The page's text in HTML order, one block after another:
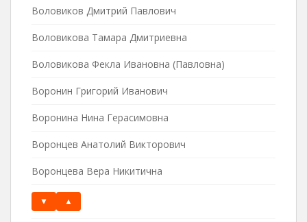
Воловиков Дмитрий Павлович
Воловикова Тамара Дмитриевна
Воловикова Фекла Ивановна (Павловна)
Воронин Григорий Иванович
Воронина Нина Герасимовна
Воронцев Анатолий Викторович
Воронцева Вера Никитична
▼ ▲